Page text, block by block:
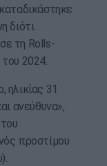
διότι
τη Rolls-
2024.
31
ανεύθυνα»,
προστίμου